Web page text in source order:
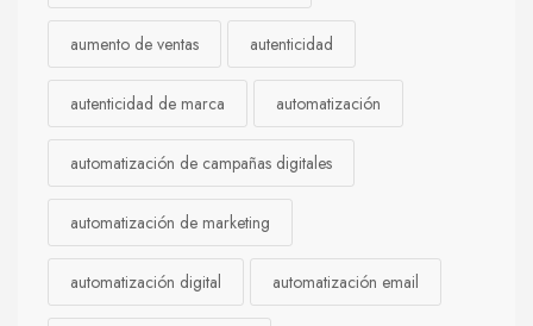
aumento de ventas autenticidad
autenticidad de marca automatización
automatización de campañas digitales
automatización de marketing
automatización digital automatización email